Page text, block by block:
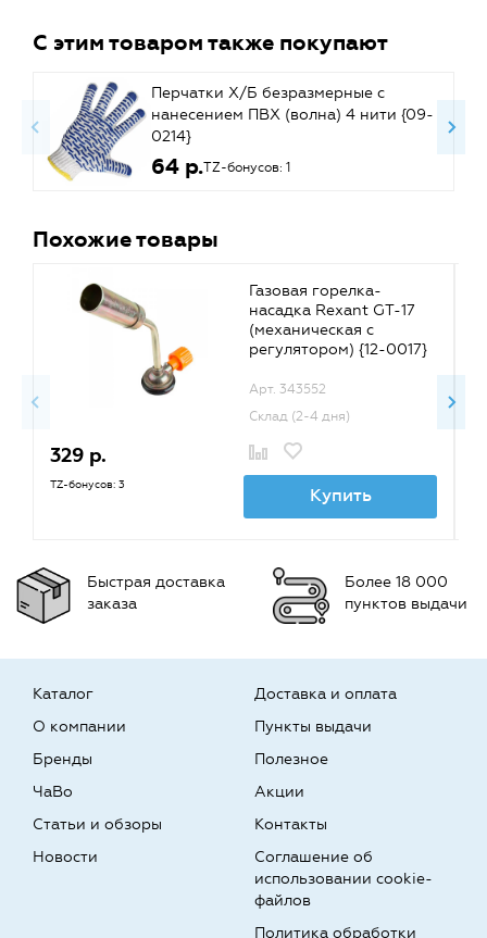
С этим товаром также покупают
Перчатки Х/Б безразмерные с
нанесением ПВХ (волна) 4 нити {09-
0214}
64 р.TZ-бонусов: 1
Похожие товары
Газовая горелка-
насадка Rexant GT-17
(механическая с
регулятором) {12-0017}
Арт. 343552
Склад (2-4 дня)
329 р.
TZ-бонусов: 3 Купить
Быстрая доставка
заказа
Более 18 000
пунктов выдачи
Каталог
О компании
Бренды
Доставка и оплата
Пункты выдачи
Полезное
ЧаВо
Статьи и обзоры
Новости
Акции
Контакты
Соглашение об
использовании cookie-
файлов
Политика обработки